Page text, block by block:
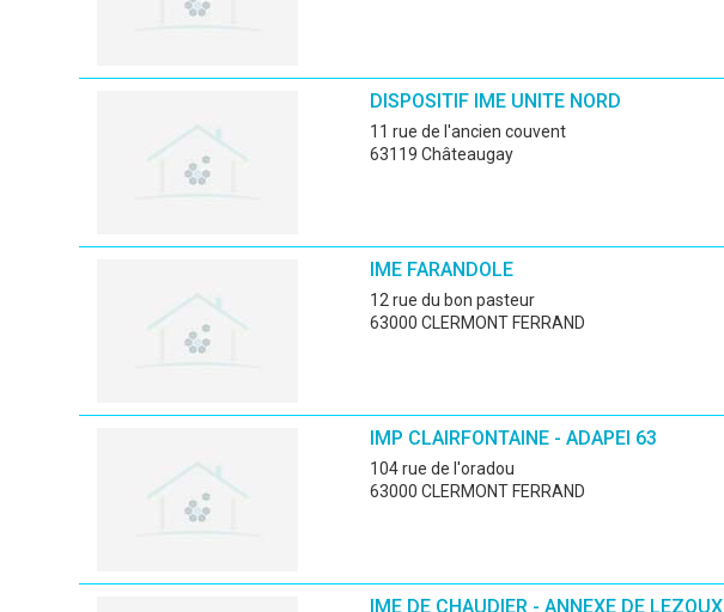
DISPOSITIF IME UNITE NORD
11 rue de l'ancien couvent
63119 Châteaugay
IME FARANDOLE
12 rue du bon pasteur
63000 CLERMONT FERRAND
IMP CLAIRFONTAINE - ADAPEI 63
104 rue de l'oradou
63000 CLERMONT FERRAND
IME DE CHAUDIER - ANNEXE DE LEZOUX